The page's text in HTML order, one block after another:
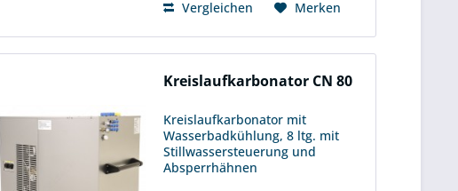
Vergleichen
Merken
Kreislaufkarbonator CN 80
Kreislaufkarbonator mit
Wasserbadkühlung, 8 ltg. mit
Stillwassersteuerung und
Absperrhähnen